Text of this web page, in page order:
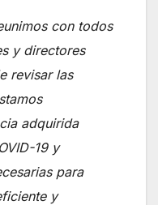
con todos
y directores
revisar las
adquirida
19 y
para
y